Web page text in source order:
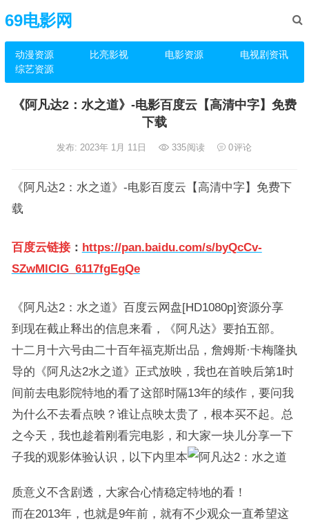
69电影网
动漫资源 比亮影视 电影资源
电视剧资讯
综艺资源
《阿凡达2：水之道》-电影百度云【高清中字】免费
下载
发布: 2023年 1月 11日 335阅读 0评论
《阿凡达2：水之道》-电影百度云【高清中字】免费下
载
百度云链接： https://pan.baidu.com/s/byQcCv-
SZwMlCIG_6117fgEgQe
《阿凡达2：水之道》百度云网盘[HD1080p]资源分享
到现在截止释出的信息来看，《阿凡达》要拍五部。
十二月十六号由二十百年福克斯出品，詹姆斯·卡梅隆执
导的《阿凡达2水之道》正式放映，我也在首映后第1时
间前去电影院特地的看了这部时隔13年的续作，要问我
为什么不去看点映？谁让点映太贵了，根本买不起。总
之今天，我也趁着刚看完电影，和大家一块儿分享一下
子我的观影体验认识，以下内里本
质意义不含剧透，大家合心情稳定特地的看！
而在2013年，也就是9年前，就有不少观众一直希望这